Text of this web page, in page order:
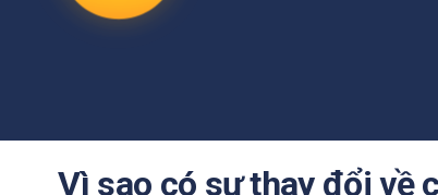
Vì sao có sự thay đổi về